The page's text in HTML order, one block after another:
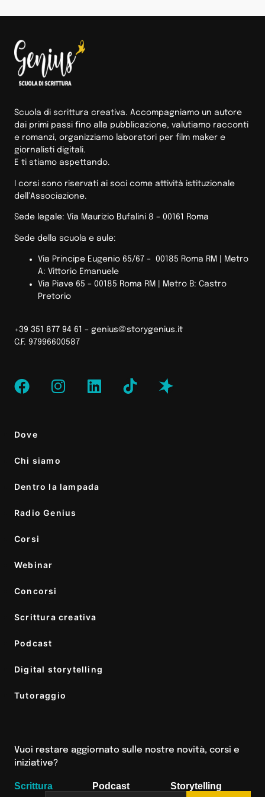
Scuola di scrittura creativa. Accompagniamo un autore
dai primi passi fino alla pubblicazione, valutiamo racconti
e romanzi, organizziamo laboratori per film maker e
giornalisti digitali.
E ti stiamo aspettando.
I corsi sono riservati ai soci come attività istituzionale
dell’Associazione.
Sede legale: Via Maurizio Bufalini 8 – 00161 Roma
Sede della scuola e aule:
Via Principe Eugenio 65/67 – 00185 Roma RM |
Metro
A: Vittorio Emanuele
Via Piave 65 – 00185 Roma RM | Metro B: Castro
Pretorio
+39 351 877 94 61 – genius@storygenius.it
C.F. 97996600587
Dove
Chi siamo
Dentro la lampada
Radio Genius
Corsi
Webinar
Concorsi
Scrittura creativa
Podcast
Digital storytelling
Tutoraggio
Vuoi restare aggiornato sulle nostre novità, corsi e
iniziative?
Scrittura Podcast Storytelling